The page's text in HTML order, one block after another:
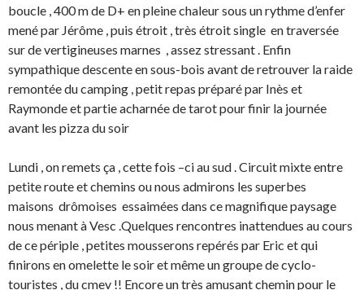
boucle , 400 m de D+ en pleine chaleur sous un rythme d’enfer
mené par Jérôme , puis étroit , très étroit single en traversée
sur de vertigineuses marnes , assez stressant . Enfin
sympathique descente en sous-bois avant de retrouver la raide
remontée du camping , petit repas préparé par Inès et
Raymonde et partie acharnée de tarot pour finir la journée
avant les pizza du soir
Lundi , on remets ça , cette fois –ci au sud . Circuit mixte entre
petite route et chemins ou nous admirons les superbes
maisons drômoises essaimées dans ce magnifique paysage
nous menant à Vesc .Quelques rencontres inattendues au cours
de ce périple , petites mousserons repérés par Eric et qui
finirons en omelette le soir et même un groupe de cyclo-
touristes , du cmev !! Encore un très amusant chemin pour le